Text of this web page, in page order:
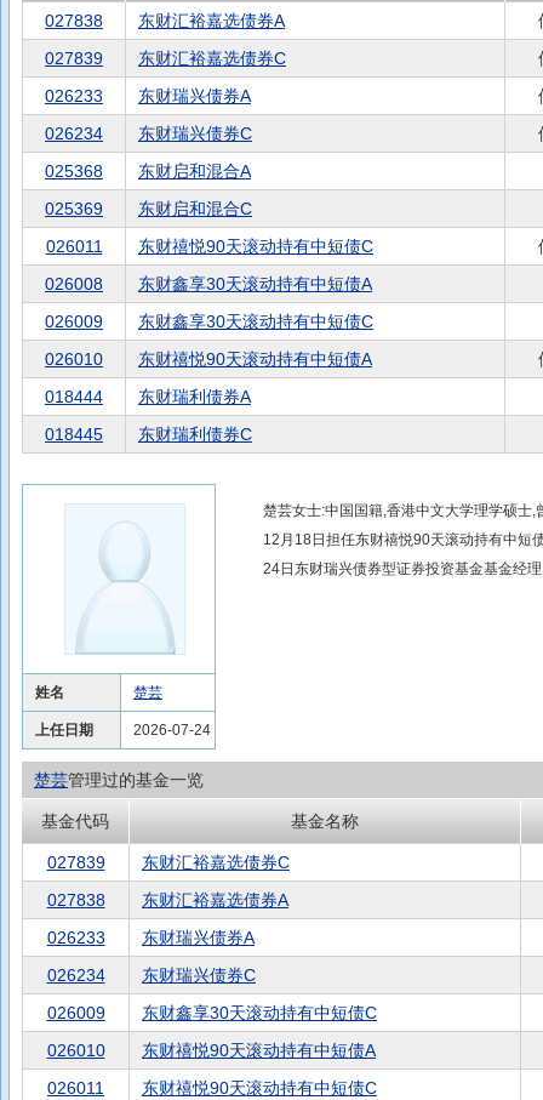
027838 东财汇裕嘉选债券A
027839
东财汇裕嘉选债券C
026233
东财瑞兴债券A
026234
东财瑞兴债券C
025368
东财启和混合A
025369
东财启和混合C
026011
东财禧悦90天滚动持有中短债C
026008
东财鑫享30天滚动持有中短债A
026009
东财鑫享30天滚动持有中短债C
026010
东财禧悦90天滚动持有中短债A
018444
东财瑞利债券A
018445
东财瑞利债券C
姓名 楚芸
上任日期 2026-07-24
楚芸女士:中国国籍,香港中文大学理学硕士
12月18日担任东财禧悦90天滚动持有中短
24日东财瑞兴债券型证券投资基金基金经
楚芸管理过的基金一览
基金代码 基金名称
027839
东财汇裕嘉选债券C
027838
东财汇裕嘉选债券A
026233
东财瑞兴债券A
026234
东财瑞兴债券C
026009
东财鑫享30天滚动持有中短债C
026010
东财禧悦90天滚动持有中短债A
026011
东财禧悦90天滚动持有中短债C